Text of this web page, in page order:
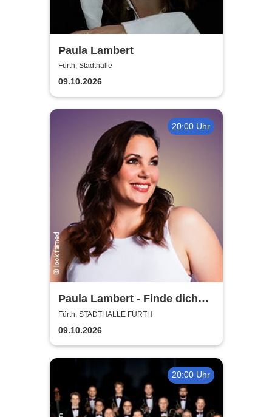
Paula Lambert
Fürth, Stadthalle
09.10.2026
20:00 Uhr
Paula Lambert - Finde dich
gut, sonst findet dich keiner
Fürth, STADTHALLE FÜRTH
09.10.2026
20:00 Uhr